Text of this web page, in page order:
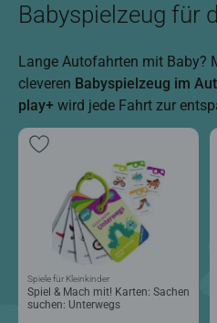
Babyspielzeug für
Lange Autofahrten mit Baby?
cleveren Babyspielzeug im
play+ wird jede Fahrt zur
Spiel & Mach mit! Karten: Sachen
suchen: Unterwegs
Spiele für Kleinkinder